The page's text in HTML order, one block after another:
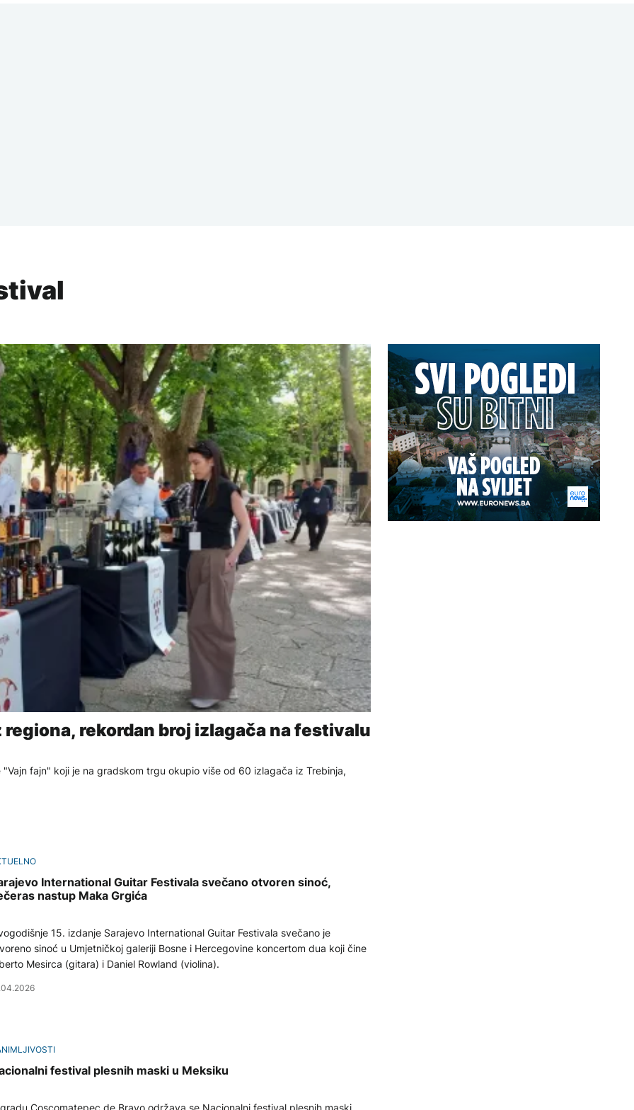
rekordan broj izlagača na festivalu
fajn" koji je na gradskom trgu okupio više od 60 izlagača iz Trebinja,
International Guitar Festivala svečano otvoren sinoć,
nastup Maka Grgića
15. izdanje Sarajevo International Guitar Festivala svečano je
sinoć u Umjetničkoj galeriji Bosne i Hercegovine koncertom dua koji čine
Mesirca (gitara) i Daniel Rowland (violina).
festival plesnih maski u Meksiku
Coscomatepec de Bravo održava se Nacionalni festival plesnih maski,